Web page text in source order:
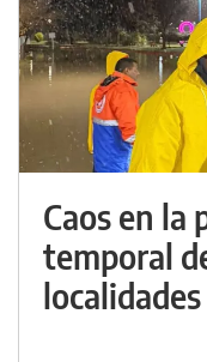
Caos en la
temporal